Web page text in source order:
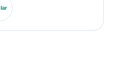
diri dalam
biomarker,